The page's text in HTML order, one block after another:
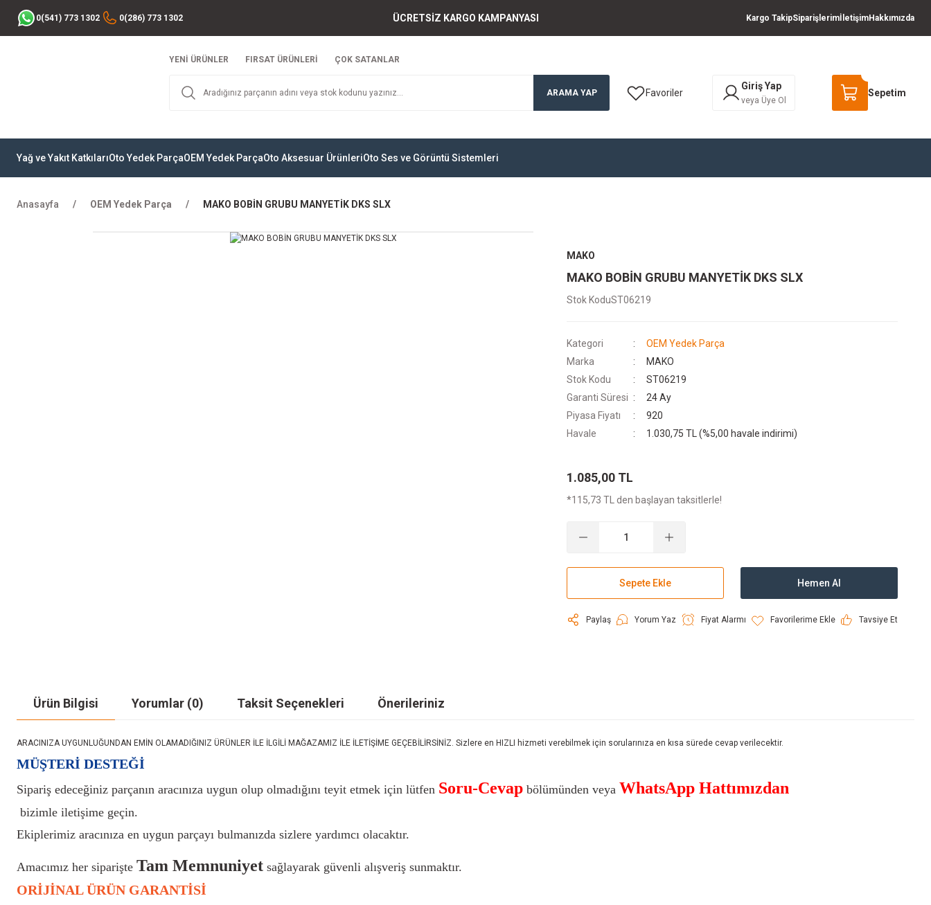
0(541) 773 1302 0(286) 773 1302 ÜCRETSİZ KARGO KAMPANYASI Kargo TakipSiparişlerimİletişimHakkımızda
YENİ ÜRÜNLER FIRSAT ÜRÜNLERİ ÇOK SATANLAR
ARAMA YAP Favoriler
Giriş Yap
veya Üye Ol
Sepetim
Yağ ve Yakıt KatkılarıOto Yedek ParçaOEM Yedek ParçaOto Aksesuar ÜrünleriOto Ses ve Görüntü Sistemleri
Anasayfa OEM Yedek Parça MAKO BOBİN GRUBU MANYETİK DKS SLX
MAKO
MAKO BOBİN GRUBU MANYETİK DKS SLX
Stok KoduST06219
Kategori
OEM Yedek Parça
Marka
MAKO
Stok Kodu
ST06219
Garanti Süresi
24 Ay
Piyasa Fiyatı
920
Havale
1.030,75 TL (%5,00 havale indirimi)
1.085,00 TL
*115,73 TL den başlayan taksitlerle!
Sepete Ekle Hemen Al
Paylaş Yorum Yaz Fiyat Alarmı Tavsiye Et
Ürün Bilgisi Yorumlar (0) Taksit Seçenekleri Önerileriniz
ARACINIZA UYGUNLUĞUNDAN EMİN OLAMADIĞINIZ ÜRÜNLER İLE İLGİLİ MAĞAZAMIZ İLE İLETİŞİME GEÇEBİLİRSİNİZ. Sizlere en HIZLI hizmeti verebilmek için sorularınıza en kısa sürede cevap verilecektir.
MÜŞTERİ DESTEĞİ
Sipariş edeceğiniz parçanın aracınıza uygun olup olmadığını teyit etmek için lütfen Soru-Cevap bölümünden veya WhatsApp Hattımızdan
bizimle iletişime geçin.
Ekiplerimiz aracınıza en uygun parçayı bulmanızda sizlere yardımcı olacaktır.
Amacımız her siparişte Tam Memnuniyet sağlayarak güvenli alışveriş sunmaktır.
ORİJİNAL ÜRÜN GARANTİSİ